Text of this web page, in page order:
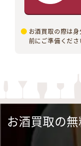
お酒買取の際は
前にご準備くださ
お酒買取の